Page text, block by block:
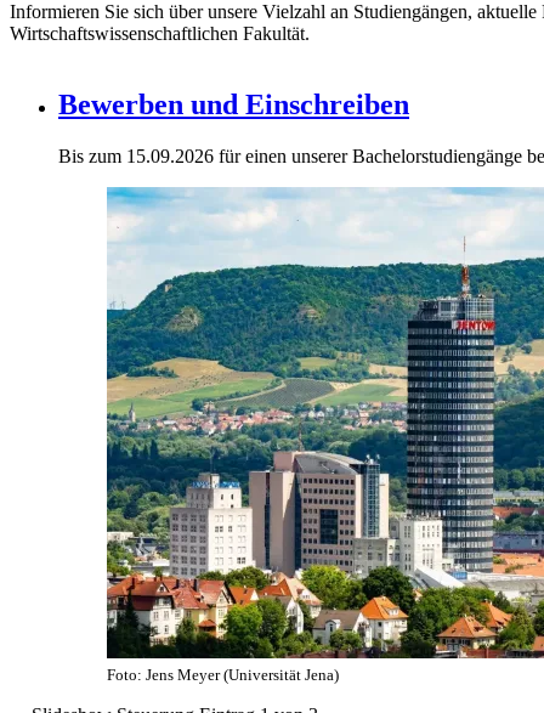
Informieren Sie sich über unsere Vielzahl an Studiengängen,
Wirtschaftswissenschaftlichen Fakultät.
Bewerben und Einschreiben
Bis zum 15.09.2026 für einen unserer Bachelorstudiengänge
Foto: Jens Meyer (Universität Jena)